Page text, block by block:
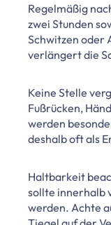
Regelmäßig
zwei Stunden
Schwitzen oder
verlängert die
Keine Stelle
Fußrücken,
werden
deshalb oft als
Haltbarkeit
sollte innerhalb
werden. Achte